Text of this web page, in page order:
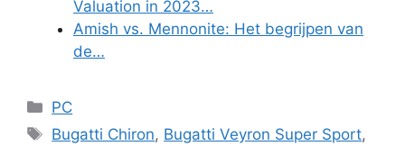
Valuation in 2023…
Amish vs. Mennonite: Het begrijpen van
de…
Categories
PC
Tags
Bugatti Chiron, Bugatti Veyron Super Sport,